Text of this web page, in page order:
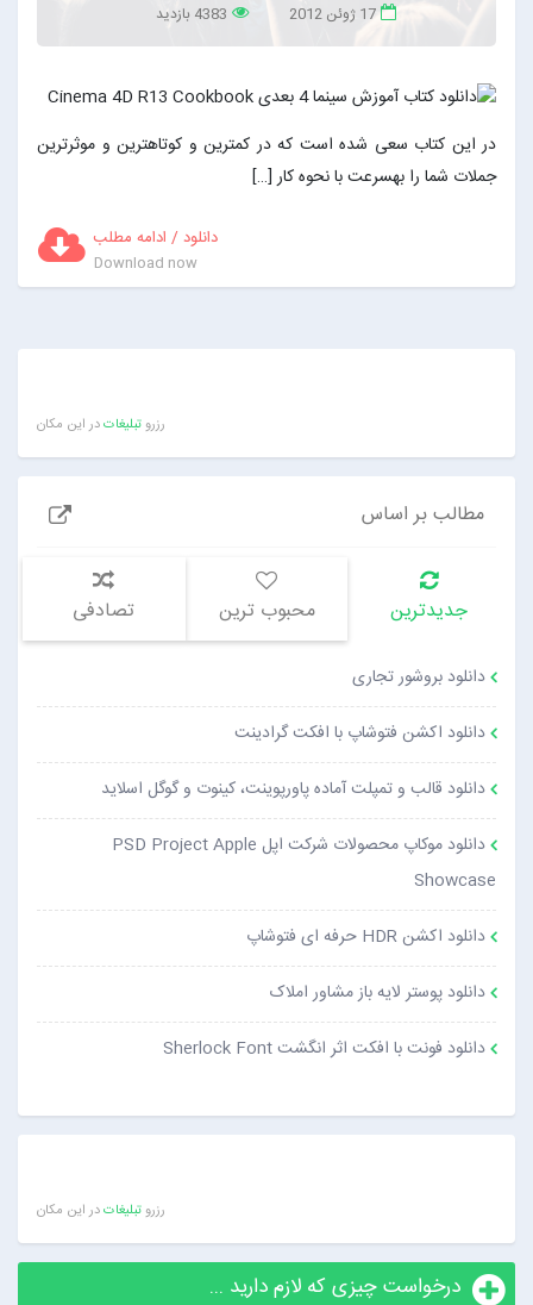
17 ژوئن 2012
در این کتاب سعی شده است که در کمترین و کوتاهترین و موثرترین
جملات شما را بهسرعت با نحوه کار […]
دانلود / ادامه مطلب
Download now
رزروتبلیغاتدر این مکان
مطالب بر اساس
جدیدترین محبوب ترین تصادفی
دانلود بروشور تجاری
دانلود اکشن فتوشاپ با افکت گرادینت
دانلود قالب و تمپلت آماده پاورپوینت، کینوت و گوگل اسلاید
دانلود موکاپ محصولات شرکت اپل PSD Project Apple
Showcase
دانلود اکشن HDR حرفه ای فتوشاپ
دانلود پوستر لایه باز مشاور املاک
دانلود فونت با افکت اثر انگشت Sherlock Font
رزروتبلیغاتدر این مکان
درخواست چیزی که لازم دارید ...